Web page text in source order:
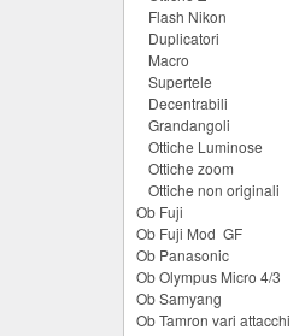
Flash Nikon
Duplicatori
Macro
Supertele
Decentrabili
Grandangoli
Ottiche Luminose
Ottiche zoom
Ottiche non originali
Ob Fuji
Ob Fuji Mod GF
Ob Panasonic
Ob Olympus Micro 4/3
Ob Samyang
Ob Tamron vari attacchi